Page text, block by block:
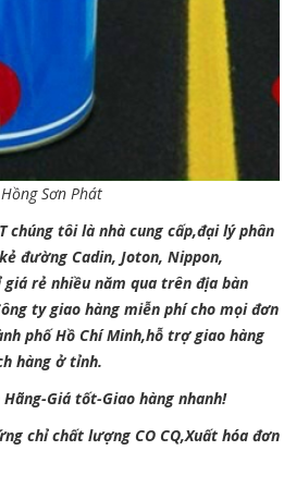
Sơn Phát
chúng tôi là nhà cung cấp,đại lý phân
đường Cadin, Joton, Nippon,
giá rẻ nhiều năm qua trên địa bàn
ty giao hàng miễn phí cho mọi đơn
phố Hồ Chí Minh,hỗ trợ giao hàng
hàng ở tỉnh.
Giá tốt-Giao hàng nhanh!
chỉ chất lượng CO CQ,Xuất hóa đơn